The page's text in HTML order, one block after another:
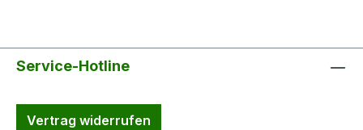
Service-Hotline
Vertrag widerrufen